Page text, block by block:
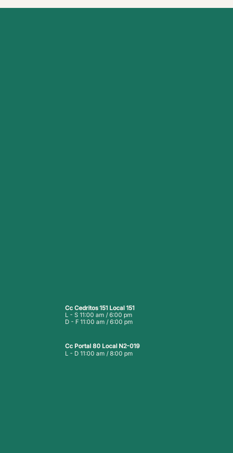
Cc Cedritos 151 Local 151
L - S 11:00 am / 6:00 pm
D - F 11:00 am / 6:00 pm
Cc Portal 80 Local N2-019
L - D 11:00 am / 8:00 pm